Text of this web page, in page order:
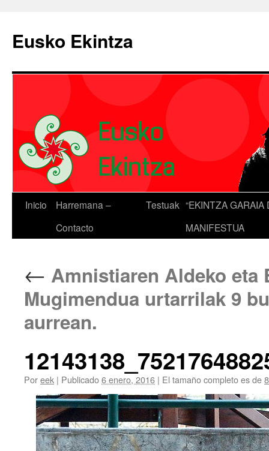
Eusko Ekintza
Inicio
Harremana –
Contacto
Testuak “EKINTZA GARAIA
MANIFESTUA
← Amnistiaren Aldeko eta
Mugimendua urtarrilak 9
aurrean.
Poreek | Publicado6 enero, 2016 | El tamaño completo es de